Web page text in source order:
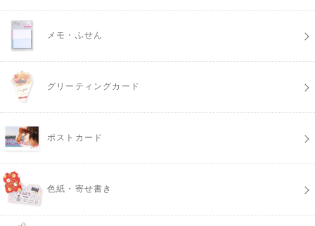
メモ・ふせん
グリーティングカード
ポストカード
色紙・寄せ書き